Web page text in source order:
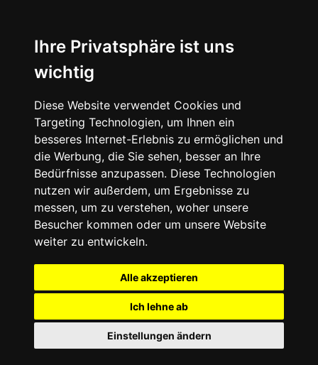
Ihre Privatsphäre ist uns
wichtig
Diese Website verwendet Cookies und
Targeting Technologien, um Ihnen ein
besseres Internet-Erlebnis zu ermöglichen und
die Werbung, die Sie sehen, besser an Ihre
Bedürfnisse anzupassen. Diese Technologien
nutzen wir außerdem, um Ergebnisse zu
messen, um zu verstehen, woher unsere
Besucher kommen oder um unsere Website
weiter zu entwickeln.
Alle akzeptieren
Ich lehne ab
Einstellungen ändern